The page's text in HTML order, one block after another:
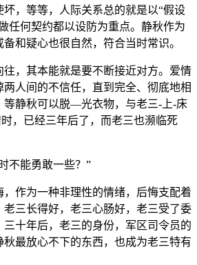
，等等，人际关系总的就是以“假设
任何契约都以设防为重点。静秋作为
和疑心也很自然，符合当时常识。
，其本能就是要不断接近对方。爱情
人间的不信任，直到完全、彻底地相
等静秋可以脱—光衣物，与老三-上-床
，已经三年后了，而老三也濒临死
不能勇敢一些？”
作为一种非理性的情绪，后悔支配着
三长得好，老三心肠好，老三受了委
十年后，老三的身份，军区司令员的
秋最放心不下的东西，也成为老三特有